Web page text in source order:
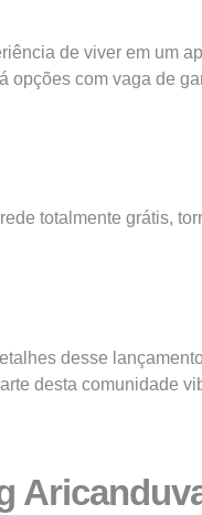
de viver em um
opções com vaga de
totalmente grátis,
desse
desta comunidade